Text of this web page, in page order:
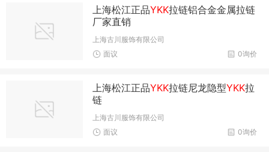
上海松江正品YKK拉链铝合金金属拉链
厂家直销
上海古川服饰有限公司
0询价
面议
上海松江正品YKK拉链尼龙隐型YKK拉
链
上海古川服饰有限公司
0询价
面议